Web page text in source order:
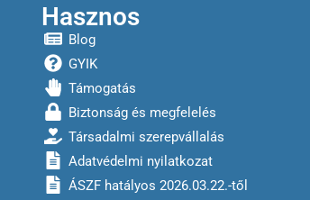
Hasznos
Blog
GYIK
Támogatás
Biztonság és megfelelés
Társadalmi szerepvállalás
Adatvédelmi nyilatkozat
ÁSZF hatályos 2026.03.22.-től